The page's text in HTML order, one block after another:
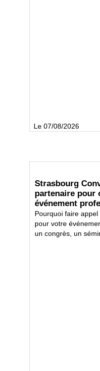
Le 07/08/2026
Strasbourg
partenaire pour
événement
Pourquoi faire
pour votre
un congrès, un